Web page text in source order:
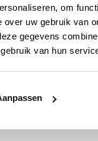
om
uw gebruik van
gegevens
van hun